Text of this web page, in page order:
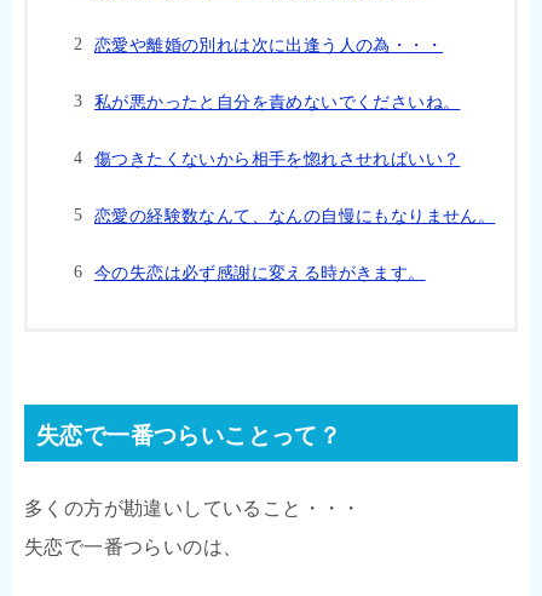
恋愛や離婚の別れは次に出逢う人の為・・・
私が悪かったと自分を責めないでくださいね。
傷つきたくないから相手を惚れさせればいい？
恋愛の経験数なんて、なんの自慢にもなりません。
今の失恋は必ず感謝に変える時がきます。
失恋で一番つらいことって？
多くの方が勘違いしていること・・・
失恋で一番つらいのは、